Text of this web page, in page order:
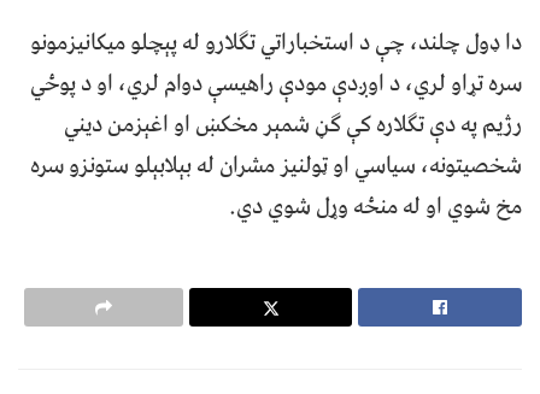
دا ډول چلند، چې د استخباراتي تګلارو له پېچلو ميکانيزمونو
سره تړاو لري، د اوږدې مودې راهيسې دوام لري، او د پوځي
رژيم په دې تګلاره کې ګڼ شمېر مخکښ او اغېزمن ديني
شخصيتونه، سياسي او ټولنيز مشران له بېلابېلو ستونزو سره
مخ شوي او له منځه وړل شوي دي.